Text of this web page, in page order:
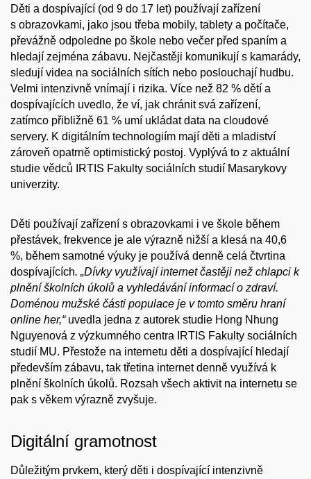
Děti a dospívající (od 9 do 17 let) používají zařízení
s obrazovkami, jako jsou třeba mobily, tablety a počítače,
převážně odpoledne po škole nebo večer před spaním a
hledají zejména zábavu. Nejčastěji komunikují s kamarády,
sledují videa na sociálních sítích nebo poslouchají hudbu.
Velmi intenzivně vnímají i rizika. Více než 82 % dětí a
dospívajících uvedlo, že ví, jak chránit svá zařízení,
zatímco přibližně 61 % umí ukládat data na cloudové
servery. K digitálním technologiím mají děti a mladiství
zároveň opatrně optimistický postoj. Vyplývá to z aktuální
studie vědců IRTIS Fakulty sociálních studií Masarykovy
univerzity.
Děti používají zařízení s obrazovkami i ve škole během
přestávek, frekvence je ale výrazně nižší a klesá na 40,6
%, během samotné výuky je používá denně celá čtvrtina
dospívajících. „Dívky využívají internet častěji než chlapci k
plnění školních úkolů a vyhledávání informací o zdraví.
Doménou mužské části populace je v tomto směru hraní
online her,“ uvedla jedna z autorek studie Hong Nhung
Nguyenová z výzkumného centra IRTIS Fakulty sociálních
studií MU. Přestože na internetu děti a dospívající hledají
především zábavu, tak třetina internet denně využívá k
plnění školních úkolů. Rozsah všech aktivit na internetu se
pak s věkem výrazně zvyšuje.
Digitální gramotnost
Důležitým prvkem, který děti i dospívající intenzivně